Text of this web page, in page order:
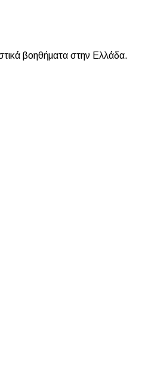
βοηθήματα στην Ελλάδα.